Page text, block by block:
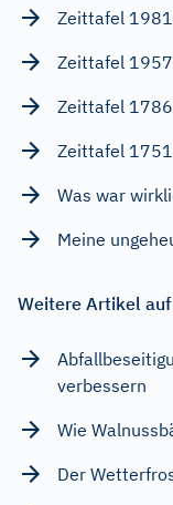
Zeittafel
Zeittafel
Zeittafel
Zeittafel
Was war
Meine
Weitere Artikel
verbessern
Wie
Der